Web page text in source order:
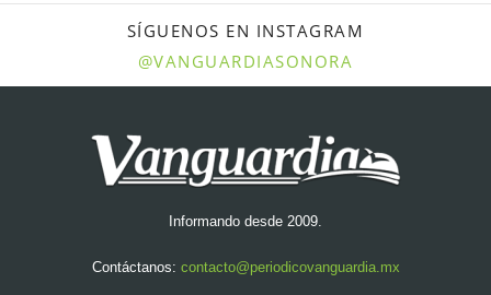
SÍGUENOS EN INSTAGRAM
@VANGUARDIASONORA
Informando desde 2009.
Contáctanos: contacto@periodicovanguardia.mx